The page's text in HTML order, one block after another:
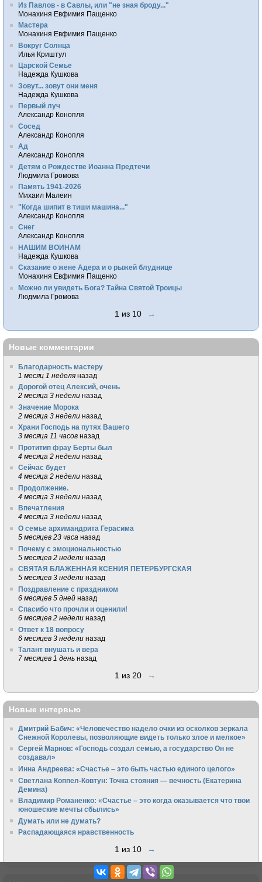
Из Павлов - в Савлы, или "не зная броду..."
Монахиня Евфимия Пащенко
Мастера
Монахиня Евфимия Пащенко
Вокруг Солнца
Илья Криштул
Царской Семье
Надежда Кушкова
Зовут... зовут они меня
Надежда Кушкова
Первый луч
Александр Конопля
Сосед
Александр Конопля
Ад
Александр Конопля
Детям о Рождестве Иоанна Предтечи
Людмила Громова
Память 1941-2026
Михаил Малеин
"Когда шипит в тиши машина..."
Александр Конопля
Снег
Александр Конопля
НАШИМ ВОИНАМ
Надежда Кушкова
Сказание о жене Адера и о рыжей блуднице
Монахиня Евфимия Пащенко
Можно ли увидеть Бога? Тайна Святой Троицы
Людмила Громова
1 из 10 →
Новые комментарии
Благодарность мастеру
1 месяц 1 неделя назад
Дорогой отец Алексий, очень
2 месяца 3 недели назад
Значение Морока
2 месяца 3 недели назад
Храни Господь на путях Вашего
3 месяца 11 часов назад
Протитип фрау Берты был
4 месяца 2 недели назад
Сейчас будет
4 месяца 2 недели назад
Продолжение.
4 месяца 3 недели назад
Впечатления
4 месяца 3 недели назад
О семье архимандрита Герасима
5 месяцев 23 часа назад
Почему с эмоциональностью
5 месяцев 2 недели назад
СВЯТАЯ БЛАЖЕННАЯ КСЕНИЯ ПЕТЕРБУРГСКАЯ
5 месяцев 3 недели назад
Поздравление с праздником
6 месяцев 5 дней назад
Спасибо что прочли и оценили!
6 месяцев 2 недели назад
Ответ к 18 вопросу
6 месяцев 3 недели назад
Талант внушать и вера
7 месяцев 1 день назад
1 из 20 →
Новые интервью
Дмитрий Бабич: «Человечество надело очки из осколков зеркала
Снежной Королевы, позволяющие видеть только злое и мелкое»
Сергей Марнов: «Господь создал семью, а государство Он не
создавал»
Инна Андреева: «Счастье – это быть частью единого целого»
Светлана Коппел-Ковтун: Точка стояния — вечность (Екатерина
Демина)
Владимир Романенко: «Счастье – это когда оказывается что твои
юношеские мечты сбылись»
Думать или не думать?
Распадающаяся нравственность
1 из 10 →